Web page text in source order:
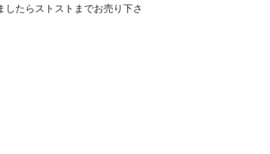
たらストストまでお売り下さ